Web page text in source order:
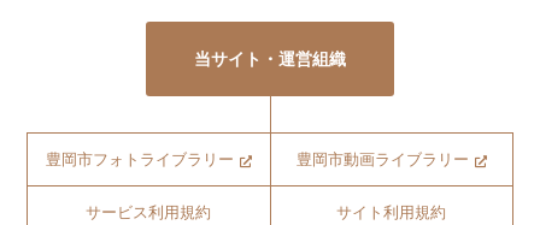
当サイト・運営組織
豊岡市フォトライブラリー 豊岡市動画ライブラリー
サービス利用規約 サイト利用規約